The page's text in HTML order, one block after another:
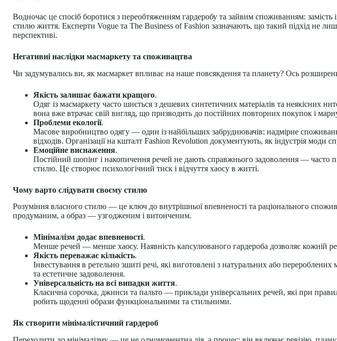
Водночас це спосіб боротися з переобтяженням гардеробу та зайвим споживанням:
стилю життя. Експерти Vogue та The Business of Fashion зазначають, що такий підхід не
перспективі.
Негативні наслідки масмаркету та споживацтва
Чи задумувались ви, як масмаркет впливає на наше повсякдення та планету? Ось
Якість залишає бажати кращого.
Одяг із масмаркету часто шиється з дешевих синтетичних матеріалів та неякісних
вона вже втрачає свій вигляд, що призводить до постійних повторних покупок і
Проблеми екології.
Масове виробництво одягу — один із найбільших забруднювачів: надмірне
відходів. Організації на кшталт Fashion Revolution документують, як індустрія моди
Емоційне виснаження.
Постійний шопінг і накопичення речей не дають справжнього задоволення — часто
стилю. Це створює психологічний тиск і відчуття хаосу в житті.
Чому варто слідувати своєму стилю
Розуміння власного стилю — це ключ до внутрішньої впевненості та раціонального
продуманим, а образ — узгодженим і витонченим.
Мінімалізм додає впевненості.
Менше речей — менше хаосу. Наявність капсулюваного гардероба дозволяє кожній
Якість переважає кількість.
Інвестування в ретельно зшиті речі, які виготовлені з натуральних або
та естетичне задоволення.
Універсальність на всі випадки життя.
Класична сорочка, джинси та пальто — приклади універсальних речей, які при
робить щоденні образи функціональними та стильними.
Як створити мінімалістичний гардероб